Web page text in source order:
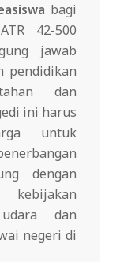
bagi
42-500
jawab
pendidikan
dan
ini harus
untuk
dengan
kebijakan
dan
negeri di